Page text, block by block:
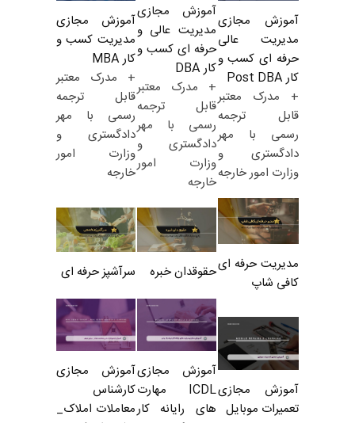
آموزش مجازی
مدیریت عالی
حرفه ای کسب و
کار Post DBA
+ مدرک معتبر
قابل ترجمه
رسمی با مهر
دادگستری و
وزارت امور خارجه
آموزش مجازی
مدیریت عالی و
حرفه ای کسب و
کار DBA
+ مدرک معتبر
قابل ترجمه
رسمی با مهر
دادگستری و
وزارت امور
خارجه
آموزش مجازی
مدیریت کسب و
کار MBA
+ مدرک معتبر
قابل ترجمه
رسمی با مهر
دادگستری و
وزارت امور
خارجه
مدیریت حرفه ای
کافی شاپ
حقوقدان خبره سرآشپز حرفه ای
آموزش مجازی
تعمیرات موبایل
آموزش مجازی
ICDL مهارت
های رایانه کار
آموزش مجازی
کارشناس
معاملات املاک_